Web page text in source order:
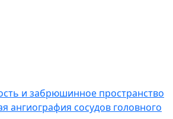
и забрюшинное пространство
ангиография сосудов головного